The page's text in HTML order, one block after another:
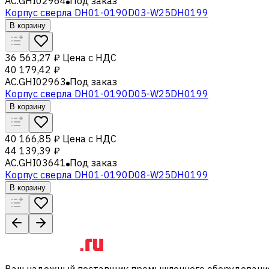
Корпус сверла DH01-0190D03-W25DH0199
В корзину
36 563,27 ₽ Цена с НДС
40 179,42 ₽
AC.GHI02963 Под заказ
Корпус сверла DH01-0190D05-W25DH0199
В корзину
40 166,85 ₽ Цена с НДС
44 139,39 ₽
AC.GHI03641 Под заказ
Корпус сверла DH01-0190D08-W25DH0199
В корзину